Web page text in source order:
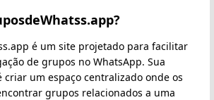
é um site projetado para facilitar
de grupos no WhatsApp. Sua
um espaço centralizado onde os
grupos relacionados a uma